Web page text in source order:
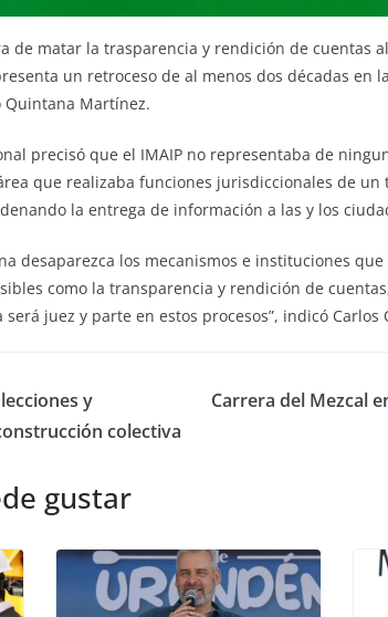
de matar la trasparencia y rendición de cuentas
un retroceso de al menos dos décadas en
Quintana Martínez.
precisó que el IMAIP no representaba de
que realizaba funciones jurisdiccionales de un
la entrega de información a las y los
desaparezca los mecanismos e instituciones
como la transparencia y rendición de
juez y parte en estos procesos”, indicó Carlos
y
colectiva
Carrera del Mezcal
gustar